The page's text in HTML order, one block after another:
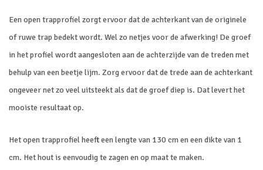
Een open trapprofiel zorgt ervoor dat de achterkant van de originele
of ruwe trap bedekt wordt. Wel zo netjes voor de afwerking! De groef
in het profiel wordt aangesloten aan de achterzijde van de treden met
behulp van een beetje lijm. Zorg ervoor dat de trede aan de achterkant
ongeveer net zo veel uitsteekt als dat de groef diep is. Dat levert het
mooiste resultaat op.
Het open trapprofiel heeft een lengte van 130 cm en een dikte van 1
cm. Het hout is eenvoudig te zagen en op maat te maken.